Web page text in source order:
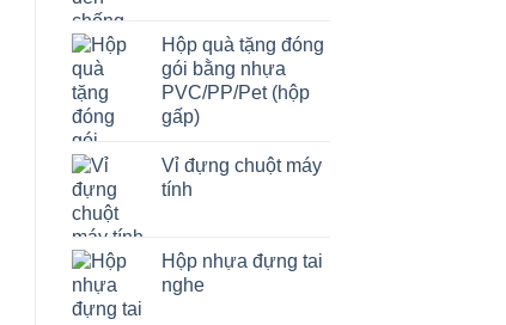
Hộp quà tặng đóng
gói bằng nhựa
PVC/PP/Pet (hộp
gấp)
Vỉ đựng chuột máy
tính
Hộp nhựa đựng tai
nghe